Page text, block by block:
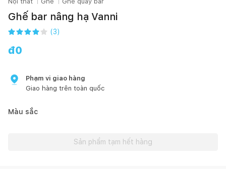
Ghế bar nâng hạ Vanni
(3)
đ0
Phạm vi giao hàng
Giao hàng trên toàn quốc
Màu sắc
Sản phẩm tạm hết hàng